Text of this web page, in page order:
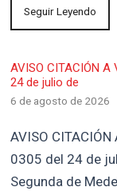
Seguir Leyendo
AVISO CITACIÓN
24 de julio de
6 de agosto de 2026
AVISO
0305 del 24 de
Segunda de